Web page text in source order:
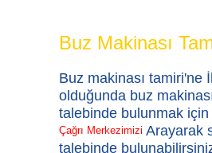
Buz Makinası
Buz makinası tamiri'ne
olduğunda buz
talebinde bulunmak için
Çağrı Merkezimizi Arayarak
talebinde